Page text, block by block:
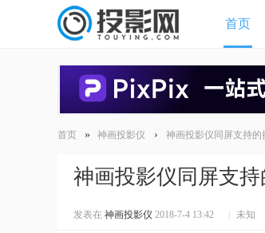
首页
HDMI版本对比
首页 » 神画投影仪 › 神画投影仪同屏支持的
神画投影仪同屏支
发表在 神画投影仪 2018-7-4 13:42 未知